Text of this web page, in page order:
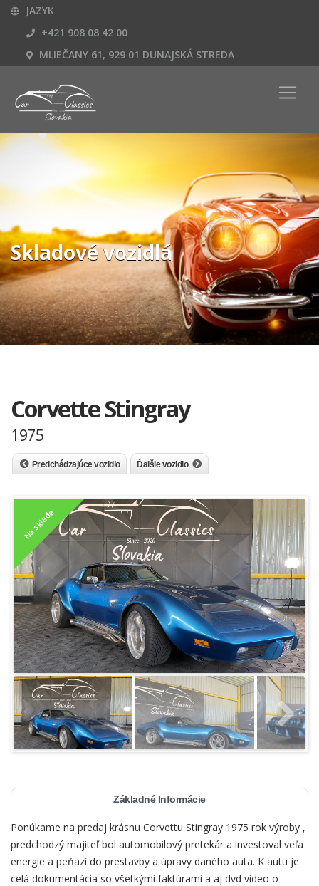
JAZYK
+421 908 08 42 00
MLIEČANY 61, 929 01 DUNAJSKÁ STREDA
Skladové vozidlá
Corvette Stingray
1975
Predchádzajúce vozidlo Ďalšie vozidlo
Na sklade
Základné Informácie
Ponúkame na predaj krásnu Corvettu Stingray 1975 rok výroby ,
predchodzý majiteľ bol automobilový pretekár a investoval veľa
energie a peňazí do prestavby a úpravy daného auta. K autu je
celá dokumentácia so všetkými faktúrami a aj dvd video o